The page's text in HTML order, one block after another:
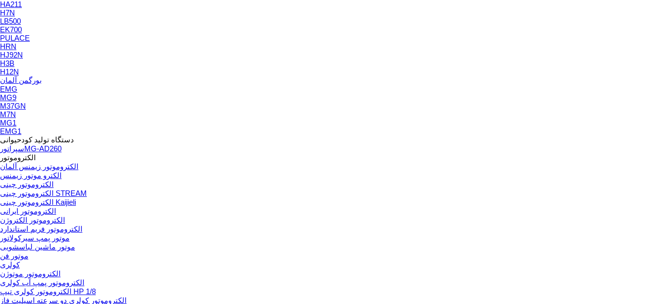
HA211
H7N
LB500
EK700
PULACE
HRN
HJ92N
H3B
H12N
بورگمن آلمان
EMG
MG9
M37GN
M7N
MG1
EMG1
دستگاه تولید کودحیوانی
سپراتورMG-AD260
الکتروموتور
الکتروموتور زیمنس آلمان
الکترو موتور زیمنس
الکتروموتور چینی
الکتروموتور چینی STREAM
الکتروموتور چینی Kaijieli
الکتروموتور ایرانی
الکتروموتور الکتروژن
الکتروموتور فریم استاندارد
موتور پمپ سیرکولاتور
موتور ماشین لباسشویی
موتور فن
کولری
الکتروموتور موتوژن
الکتروموتور پمپ آب کولری
الکتروموتور کولری تیپ HP 1/8
الکتروموتور کولری دو سرعته اسپلیت فاز